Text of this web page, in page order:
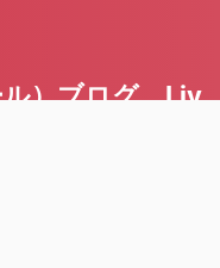
ル）ブログ Liv